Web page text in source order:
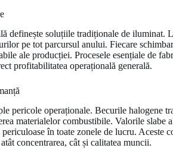
definește soluțiile tradiționale de
pe tot parcursul anului. Fiecare
ale producției. Procesele esențiale de
profitabilitatea operațională generală.
pericole operaționale. Becurile halogene
materialelor combustibile. Valorile
în toate zonele de lucru.
concentrarea, cât și calitatea muncii.